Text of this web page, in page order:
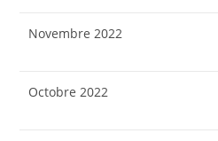
Novembre 2022
Octobre 2022